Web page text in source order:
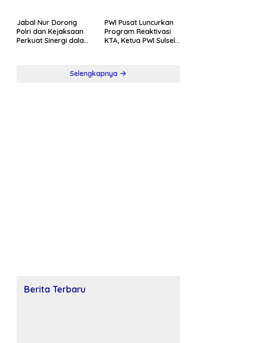
Jabal Nur Dorong
Polri dan Kejaksaan
Perkuat Sinergi dalam
PWI Pusat Luncurkan
Program Reaktivasi
KTA, Ketua PWI Sulsel
Selengkapnya
Berita Terbaru